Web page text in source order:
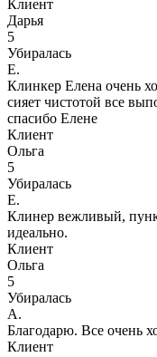
Клиент
Дарья
5
Убиралась
Е.
Клинкер Елена очень
сияет чистотой все
спасибо Елене
Клиент
Ольга
5
Убиралась
Е.
Клинер вежливый,
идеально.
Клиент
Ольга
5
Убиралась
А.
Благодарю. Все очень
Клиент